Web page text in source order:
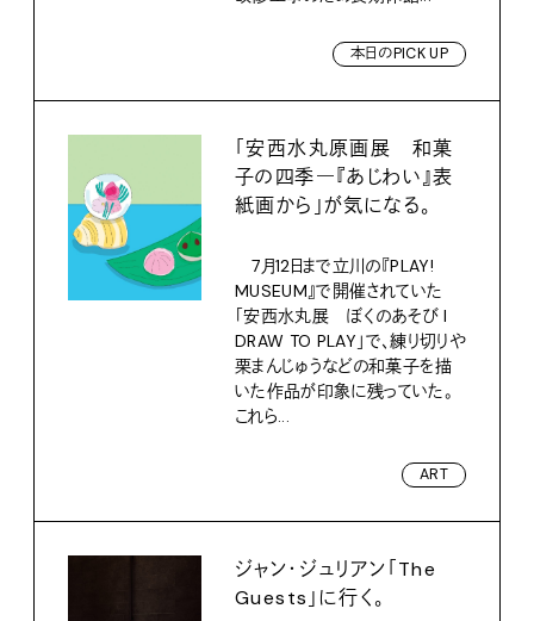
本日のPICK UP
「安西水丸原画展 和菓
子の四季―『あじわい』表
紙画から」が気になる。
7月12日まで立川の『PLAY!
MUSEUM』で開催されていた
「安西水丸展 ぼくのあそび I
DRAW TO PLAY」で、練り切りや
栗まんじゅうなどの和菓子を描
いた作品が印象に残っていた。
これら...
ART
ジャン・ジュリアン「The
Guests」に行く。